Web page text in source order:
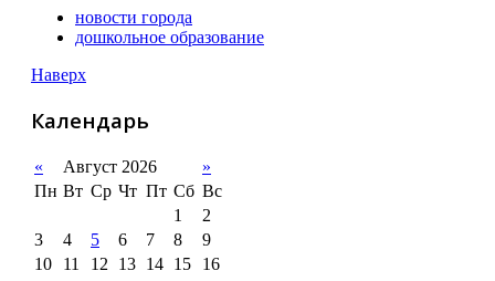
новости города
дошкольное образование
Наверх
Календарь
« Август 2026
»
Пн Вт Ср Чт Пт Сб Вс
1
2
3
4 5 6 7 8
9
10
11 12 13 14 15
16